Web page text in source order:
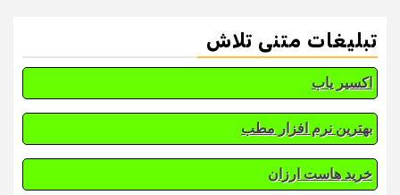
تبلیغات متنی تلاش
اکسیر یاب
بهترین نرم افزار مطب
خرید هاست ارزان